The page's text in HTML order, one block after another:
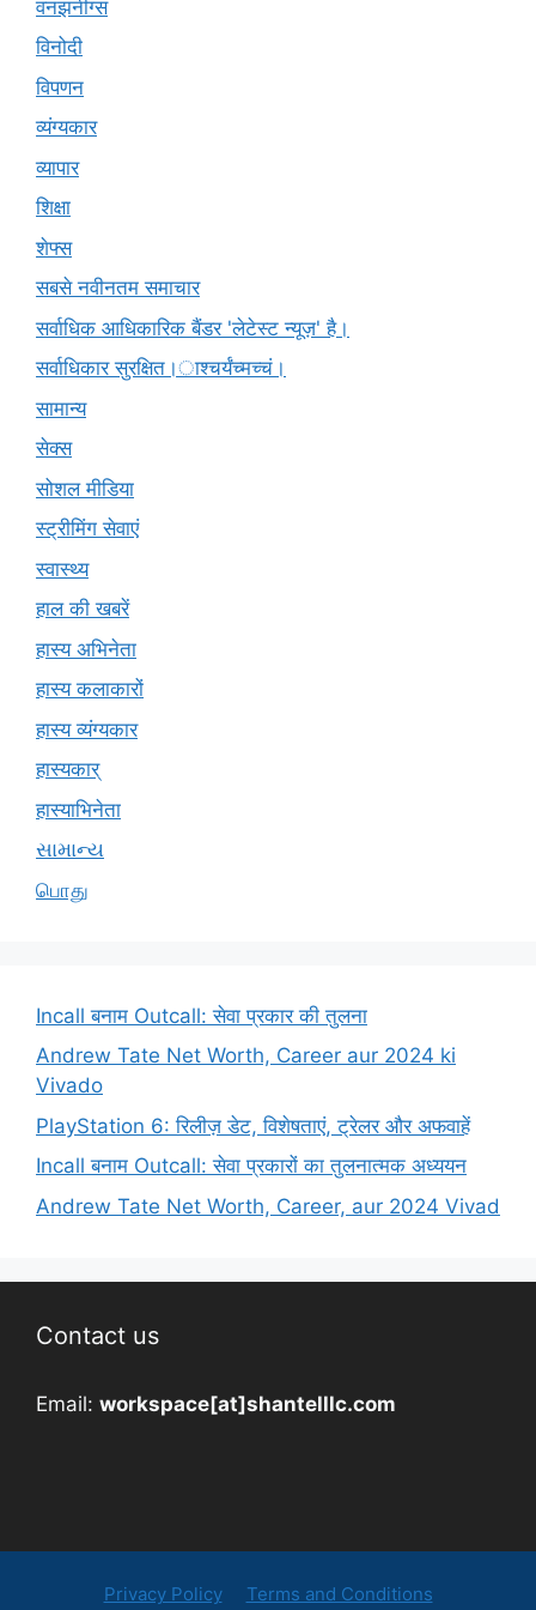
वनझनींग्स
विनोदी
विपणन
व्यंग्यकार
व्यापार
शिक्षा
शेफ्स
सबसे नवीनतम समाचार
सर्वाधिक आधिकारिक बैंडर 'लेटेस्ट न्यूज़' है।
सर्वाधिकार सुरक्षित।ाश्चर्यंच्मच्चं।
सामान्य
सेक्स
सोशल मीडिया
स्ट्रीमिंग सेवाएं
स्वास्थ्य
हाल की खबरें
हास्य अभिनेता
हास्य कलाकारों
हास्य व्यंग्यकार
हास्यकार्
हास्याभिनेता
સામાન્ય
பொது
Incall बनाम Outcall: सेवा प्रकार की तुलना
Andrew Tate Net Worth, Career aur 2024 ki
Vivado
PlayStation 6: रिलीज़ डेट, विशेषताएं, ट्रेलर और अफवाहें
Incall बनाम Outcall: सेवा प्रकारों का तुलनात्मक अध्ययन
Andrew Tate Net Worth, Career, aur 2024 Vivad
Contact us
Email: workspace[at]shantelllc.com
Privacy Policy Terms and Conditions